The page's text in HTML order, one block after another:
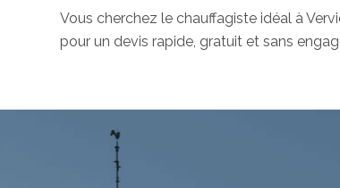
Vous cherchez le chauffagiste idéal à
pour un devis rapide, gratuit et sans